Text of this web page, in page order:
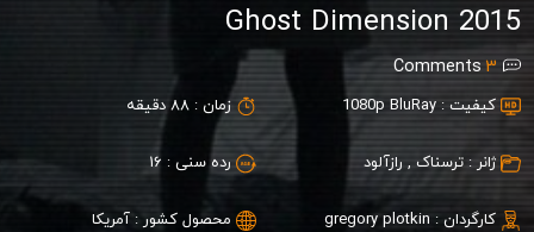
Ghost Dimension 2015
3
Comments
کیفیت : 1080p BluRay زمان : 88 دقیقه
ژانر : ترسناک , رازآلود رده سنی : 16
کارگردان : gregory plotkin محصول کشور : آمریکا